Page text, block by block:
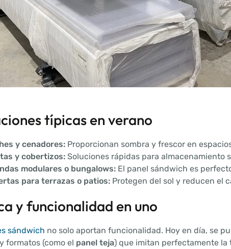
típicas en verano
y cenadores: Proporcionan sombra y frescor en
y cobertizos: Soluciones rápidas para almacenamiento
modulares o bungalows: El panel sándwich es
para terrazas o patios: Protegen del sol y reducen el
y funcionalidad en uno
sándwich no solo aportan funcionalidad. Hoy en día, se
formatos (como el panel teja) que imitan perfectamente